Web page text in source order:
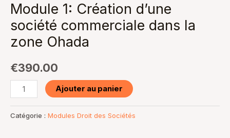
Module 1: Création d’une
société commerciale dans la
zone Ohada
€390.00
Ajouter au panier
Catégorie : Modules Droit des Sociétés